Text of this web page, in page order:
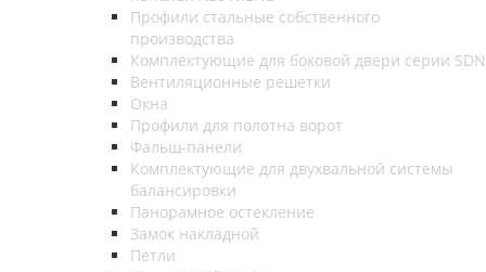
Профили стальные собственного
производства
Комплектующие для боковой двери серии SDN
Вентиляционные решетки
Окна
Профили для полотна ворот
Фальш-панели
Комплектующие для двухвальной системы
балансировки
Панорамное остекление
Замок накладной
Петли